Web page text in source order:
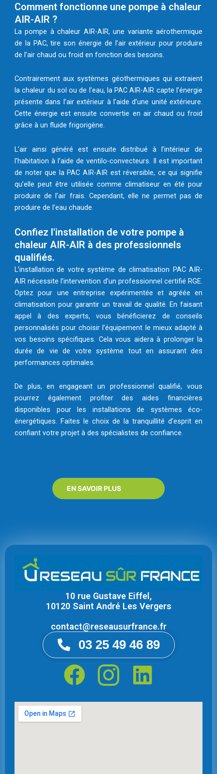
Comment fonctionne une pompe à chaleur
AIR-AIR ?
La pompe à chaleur AIR-AIR, une variante aérothermique
de la PAC, tire son énergie de l’air extérieur pour produire
de l’air chaud ou froid en fonction des besoins.
Contrairement aux systèmes géothermiques qui extraient
la chaleur du sol ou de l’eau, la PAC AIR-AIR capte l’énergie
présente dans l’air extérieur à l’aide d’une unité extérieure.
Cette énergie est ensuite convertie en air chaud ou froid
grâce à un fluide frigorigène.
L’air ainsi généré est ensuite distribué à l’intérieur de
l’habitation à l’aide de ventilo-convecteurs. Il est important
de noter que la PAC AIR-AIR est réversible, ce qui signifie
qu’elle peut être utilisée comme climatiseur en été pour
produire de l’air frais. Cependant, elle ne permet pas de
produire de l’eau chaude.
Confiez l'installation de votre pompe à
chaleur AIR-AIR à des professionnels
qualifiés.
L’installation de votre système de climatisation PAC AIR-
AIR nécessite l’intervention d’un professionnel certifié RGE.
Optez pour une entreprise expérimentée et agréée en
climatisation pour garantir un travail de qualité. En faisant
appel à des experts, vous bénéficierez de conseils
personnalisés pour choisir l’équipement le mieux adapté à
vos besoins spécifiques. Cela vous aidera à prolonger la
durée de vie de votre système tout en assurant des
performances optimales.
De plus, en engageant un professionnel qualifié, vous
pourrez également profiter des aides financières
disponibles pour les installations de systèmes éco-
énergétiques. Faites le choix de la tranquillité d’esprit en
confiant votre projet à des spécialistes de confiance.
EN SAVOIR PLUS
10 rue Gustave Eiffel,
10120 Saint André Les Vergers
contact@reseausurfrance.fr
03 25 49 46 89
F
a
c
I
c
o
L
i
n